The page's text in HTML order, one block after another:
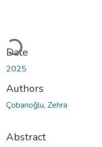
Loading...
Date
2025
Authors
Çobanoğlu, Zehra
Abstract